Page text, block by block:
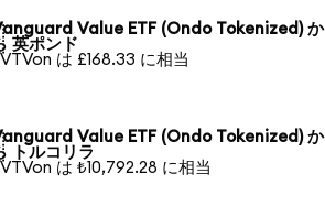
Value ETF (Ondo Tokenized) か
英ポンド
VTVon は £168.33 に相当
Value ETF (Ondo Tokenized) か
トルコリラ
VTVon は ₺10,792.28 に相当